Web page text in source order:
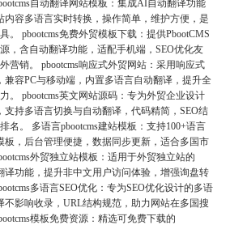
自动翻译网站模板：集成AI自动翻译功能
内容多语言实时转换，操作简单，维护方便，是
。 pbootcms免费外贸模板下载：提供PbootCMS
，含自动翻译功能，适配手机端，SEO优化友
营销。 pbootcms响应式外贸网站：采用响应式
兼容PC与移动端，内置多语言自动翻译，提升全
。 pbootcms英文网站源码：专为外贸企业设计
支持多语言切换与自动翻译，代码精简，SEO结
名。 多语言pbootcms建站模板：支持100+语言
板，后台管理便捷，数据同步更新，适合多国市
外贸独立站模板：适用于外贸独立站的
译功能，提升非中文用户访问体验，增强询盘转
多语言SEO优化：专为SEO优化设计的多语
不影响收录，URL结构规范，助力网站在多国搜
模板免费资源：精选可免费下载的